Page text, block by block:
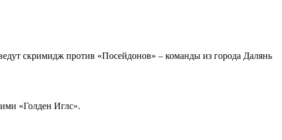
скримидж против «Посейдонов» – команды из города Далянь
«Голден Иглс».